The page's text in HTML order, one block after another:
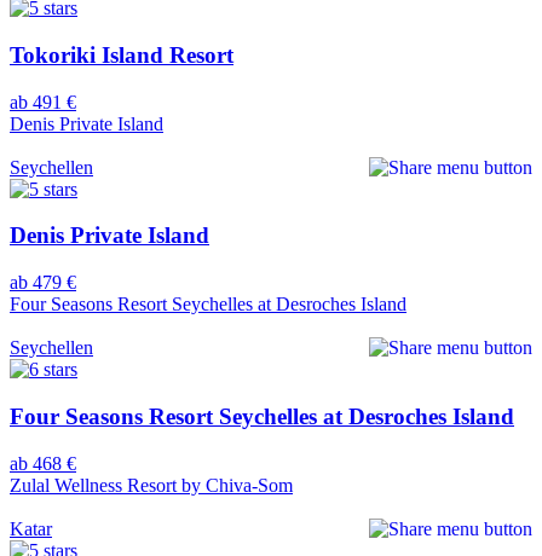
Tokoriki Island Resort
ab 491 €
Denis Private Island
Seychellen
Denis Private Island
ab 479 €
Four Seasons Resort Seychelles at Desroches Island
Seychellen
Four Seasons Resort Seychelles at Desroches Island
ab 468 €
Zulal Wellness Resort by Chiva-Som
Katar